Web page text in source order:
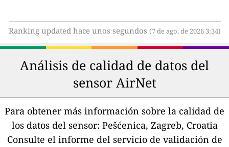
Ranking updated hace unos segundos (7 de ago. de 2026 3:34)
Análisis de calidad de datos del
sensor AirNet
Para obtener más información sobre la calidad de
los datos del sensor: Pešćenica, Zagreb, Croatia
Consulte el informe del servicio de validación de